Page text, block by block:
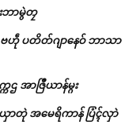
ဘာမွဲတၠ
ပတိတ်ဂျာနေဝ် ဘာသာ
အာဇြဳယာန်မ္ဂး
ာတုဲ အမေရိကာန် ပြံၚ်လှာဲ